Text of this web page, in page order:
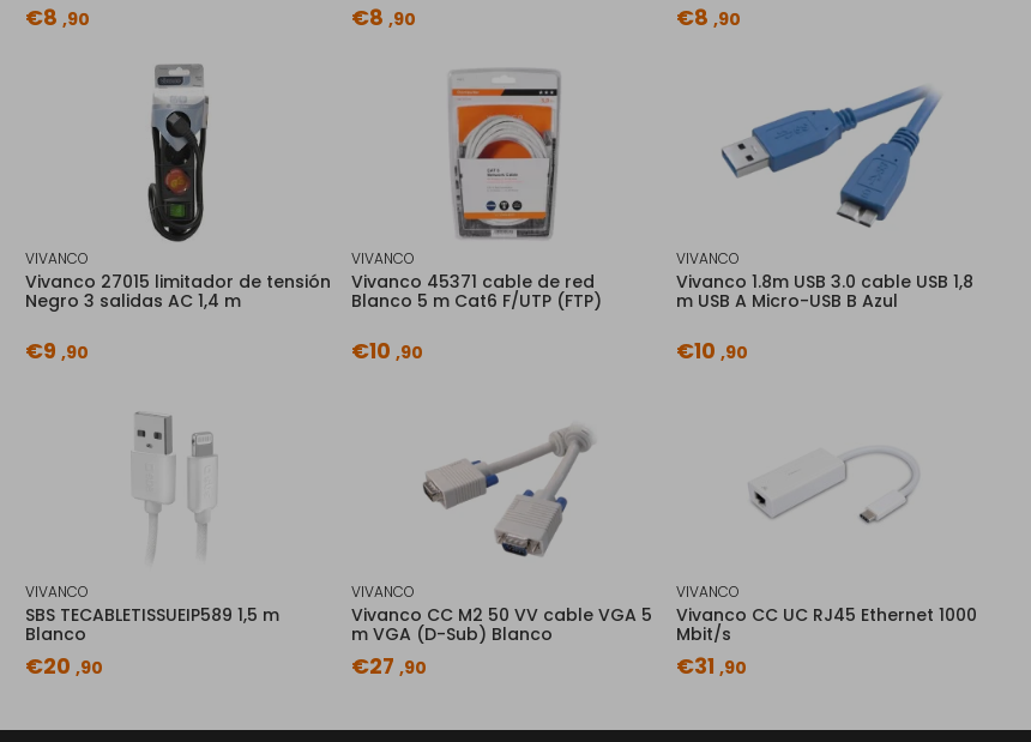
€8,90 €8 ,90 €8 ,90
VIVANCO
Vivanco 27015 limitador de tensión
Negro 3 salidas AC 1,4 m
€9,90
VIVANCO
Vivanco 45371 cable de red
Blanco 5 m Cat6 F/UTP (FTP)
€10 ,90
VIVANCO
Vivanco 1.8m USB 3.0 cable USB 1,8
m USB A Micro-USB B Azul
€10 ,90
VIVANCO
SBS TECABLETISSUEIP589 1,5 m
Blanco
€20,90
VIVANCO
Vivanco CC M2 50 VV cable VGA 5
m VGA (D-Sub) Blanco
€27 ,90
VIVANCO
Vivanco CC UC RJ45 Ethernet 1000
Mbit/s
€31 ,90